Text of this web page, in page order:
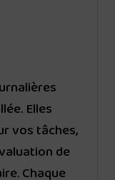
Elles
vos tâches,
de
Chaque